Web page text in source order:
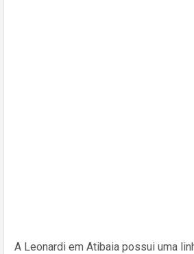
A Leonardi em Atibaia possui uma